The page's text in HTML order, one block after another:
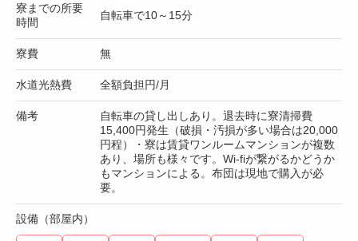
寮までの所要
時間
自転車で10～15分
寮費 無
水道光熱費 全額負担円/月
備考
自転車の貸し出しあり。退去時に寮清掃費
15,400円発生（破損・汚損が多い場合は20,000
円程）・寮は賃貸ワンルームマンションが複数
あり、場所も様々です。Wi-fiが繋がるかどうか
もマンションによる。布団は現地で購入が必
要。
設備（部屋内）